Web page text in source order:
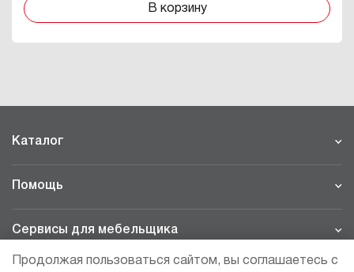
В корзину
Каталог
Помощь
Сервисы для мебельщика
Продолжая пользоваться сайтом, вы соглашаетесь с